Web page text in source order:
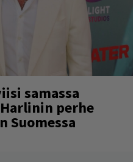
samassa
Harlinin perhe
Suomessa